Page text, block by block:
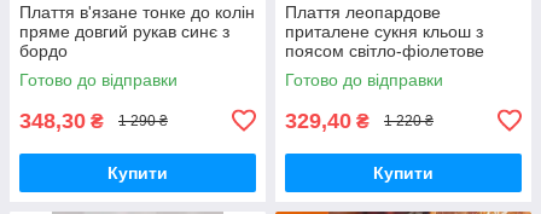
Плаття в'язане тонке до колін
пряме довгий рукав синє з
бордо
Готово до відправки
348,30 ₴ 1 290 ₴
Купити
Плаття леопардове
приталене сукня кльош з
поясом світло-фіолетове
Готово до відправки
329,40 ₴ 1 220 ₴
Купити